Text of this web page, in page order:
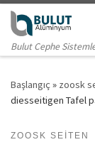
Skip to content
Bulut Cephe
Başlangıç » zoosk
diesseitigen Tafel
ZOOSK SEITEN